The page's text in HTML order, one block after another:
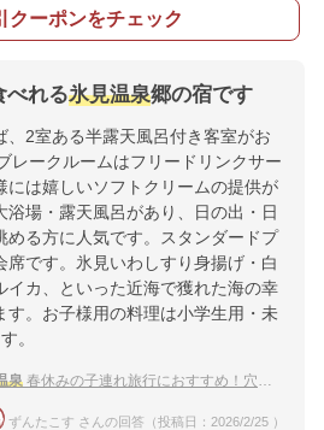
クーポンをチェック
べれる氷見温泉郷の宿です
、2室ある半露天風呂付き客室がお
レークルームはフリードリンクサー
には嬉しいソフトクリームの提供が
浴場・露天風呂があり、日の出・日
める方に人気です。スタンダードプ
席です。氷見いわしすり身揚げ・白
イカ、といった近海で獲れた海の幸
す。お子様用の料理は小学生用・未
。
泉 春休みの子連れ旅行におすすめ！穴場な宿は？
ずんたこす さんの回答（投稿日：2026/2/25 ）